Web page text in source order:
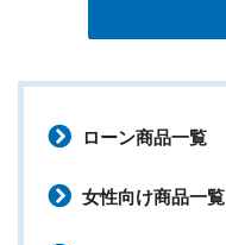
ローン商品一覧
女性向け商品一覧